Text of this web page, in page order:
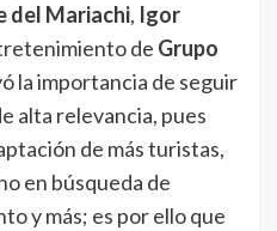
del Mariachi, Igor
de Grupo
la importancia de seguir
alta relevancia, pues
de más turistas,
en búsqueda de
y más; es por ello que